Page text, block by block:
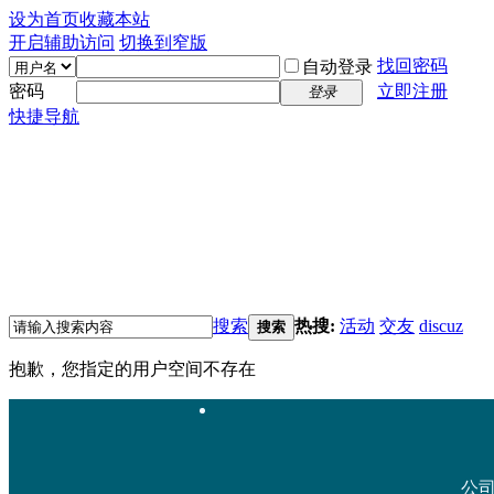
设为首页收藏本站
开启辅助访问 切换到窄版
自动登录 找回密码
密码
登录
立即注册
快捷导航
搜索 搜索 热搜: 活动 交友 discuz
抱歉，您指定的用户空间不存在
公